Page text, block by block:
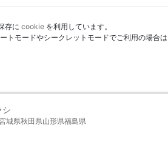
存に cookie を利用しています。
トモードやシークレットモードでご利用の場合
シ
城県秋田県山形県福島県